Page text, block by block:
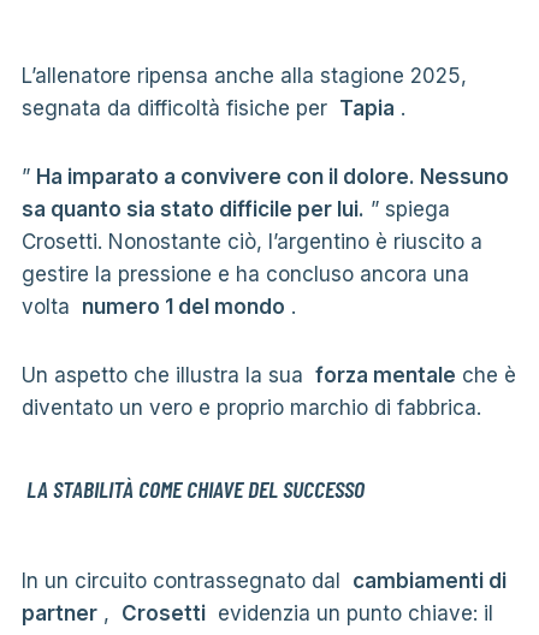
L’allenatore ripensa anche alla stagione 2025,
segnata da difficoltà fisiche per Tapia .
” Ha imparato a convivere con il dolore. Nessuno
sa quanto sia stato difficile per lui. ” spiega
Crosetti. Nonostante ciò, l’argentino è riuscito a
gestire la pressione e ha concluso ancora una
volta numero 1 del mondo .
Un aspetto che illustra la sua forza mentale che è
diventato un vero e proprio marchio di fabbrica.
LA STABILITÀ COME CHIAVE DEL SUCCESSO
In un circuito contrassegnato dal cambiamenti di
partner, Crosettievidenzia un punto chiave: il